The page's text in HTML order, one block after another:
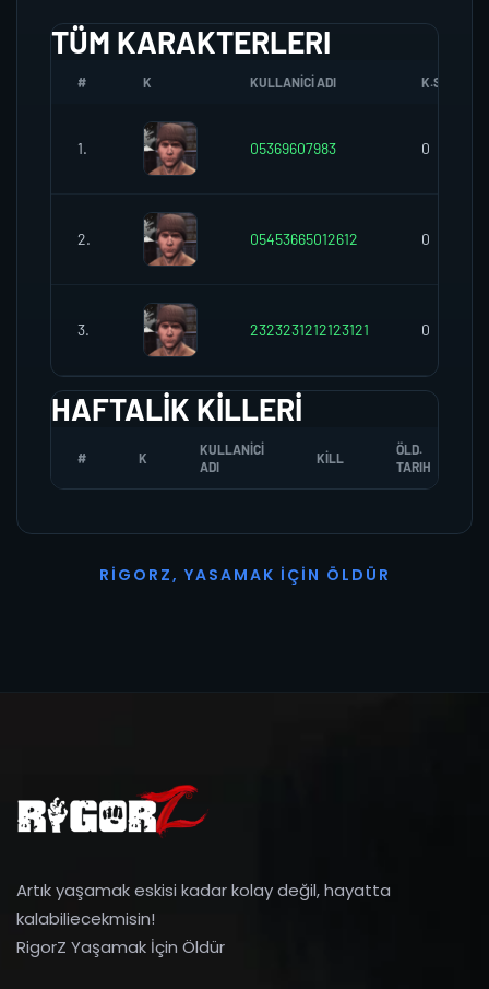
TÜM KARAKTERLERI
# K KULLANICI ADI K.SEREFI
1. 05369607983 0
2. 05453665012612 0
3. 2323231212123121 0
HAFTALIK KILLERI
# K
KULLANICI
ADI
KILL
ÖLD.
TARIH
R I G O R Z, YASAMAK İ ÇI N Ö L D Ü R
Artık yaşamak eskisi kadar kolay değil, hayatta
kalabiliecekmisin!
RigorZ Yaşamak İçin Öldür